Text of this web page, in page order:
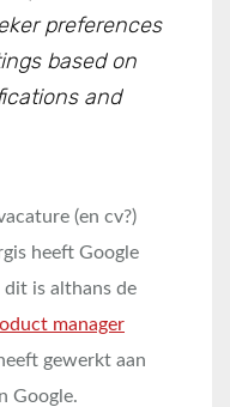
preferences
based on
and
(en cv?)
heeft Google
dit is althans de
manager
gewerkt aan
Google.